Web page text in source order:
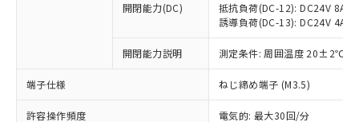
開閉能力(DC)
抵抗負荷(DC-12): DC24V 8A/
誘導負荷(DC-13): DC24V 4A/
開閉能力説明 測定条件: 周囲温度 20±2℃、
端子仕様 ねじ締め端子 (M3.5)
許容操作頻度
電気的: 最大30回/分
以下の条件をお読みいただき、同意のうえ
ご利用ください。
本サービスは、当社制御機器事業取扱
商品の当社在庫状況および標準価格
対応予定なし：EU RoHS指令（10物質）の
非含有に非対応の商品で、対応品を出す予
調査・確認中：EU RoHS指令（10物質）の
非含有の対応状況を調査中または確認中の
商品です。